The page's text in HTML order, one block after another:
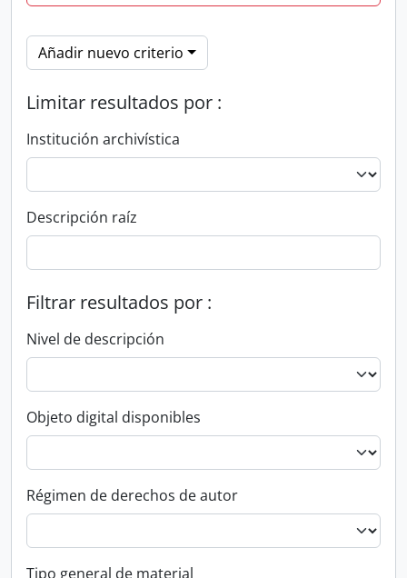
Añadir nuevo criterio
Limitar resultados por :
Institución archivística
Descripción raíz
Filtrar resultados por :
Nivel de descripción
Objeto digital disponibles
Régimen de derechos de autor
Tipo general de material